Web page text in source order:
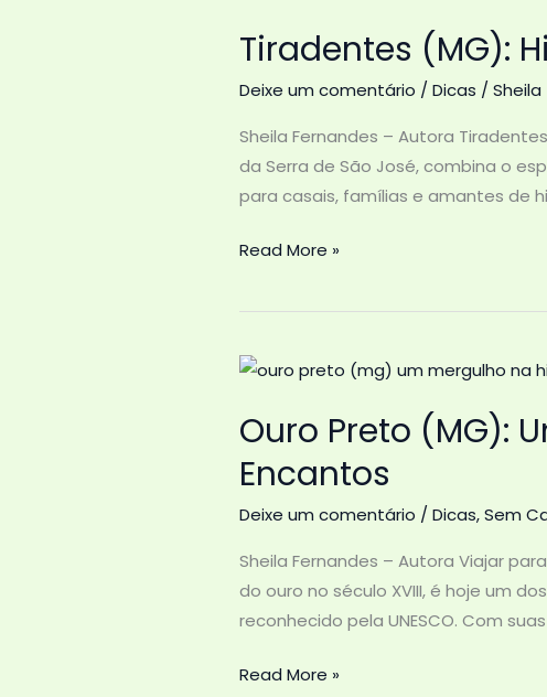
Está
Tiradentes (MG):
Deixe um comentário /Dicas /Sheila
Sheila Fernandes – Autora
da Serra de São José, combina o
para casais, famílias e amantes de
Tiradentes
História,
e
Read More »
Ouro Preto (MG):
Encantos
Deixe um comentário /Dicas,Sem
Sheila Fernandes – Autora Viajar
do ouro no século XVIII, é hoje um
reconhecido pela UNESCO. Com
Ouro
Read More »